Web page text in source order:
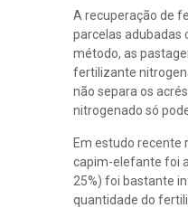
A recuperação de
parcelas adubadas
método, as
fertilizante
não separa os
nitrogenado só
Em estudo recente
capim-elefante foi
25%) foi bastante
quantidade do